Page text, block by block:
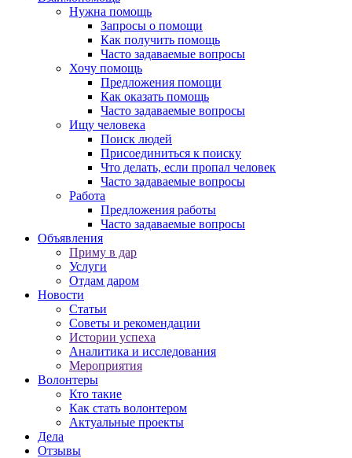
Нужна помощь
Запросы о помощи
Как получить помощь
Часто задаваемые вопросы
Хочу помощь
Предложения помощи
Как оказать помощь
Часто задаваемые вопросы
Ищу человека
Поиск людей
Присоединиться к поиску
Что делать, если пропал человек
Часто задаваемые вопросы
Работа
Предложения работы
Часто задаваемые вопросы
Объявления
Приму в дар
Услуги
Отдам даром
Новости
Статьи
Советы и рекомендации
Истории успеха
Аналитика и исследования
Мероприятия
Волонтеры
Кто такие
Как стать волонтером
Актуальные проекты
Дела
Отзывы